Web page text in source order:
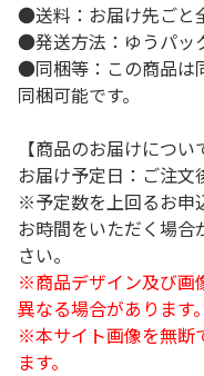
●送料：お届け先ご
●発送方法：ゆうパッ
●同梱等：この商品は
同梱可能です。
【商品のお届けについ
お届け予定日：ご注文
※予定数を上回るお申
お時間をいただく場合
さい。
※商品デザイン及び画
異なる場合があります。
※本サイト画像を無断
ます。